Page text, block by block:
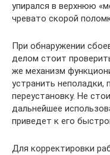
упирался в верхнюю
чревато скорой
При обнаружении
делом стоит
же механизм
устранить неполадки,
переустановку. Не
дальнейшее
приведет к его
Для корректировки